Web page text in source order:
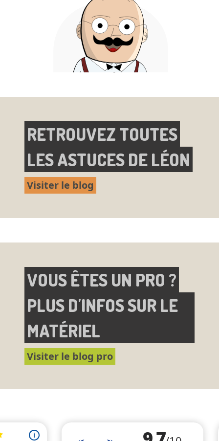
RETROUVEZ TOUTES
LES ASTUCES DE LÉON
Visiter le blog
VOUS ÊTES UN PRO ?
PLUS D'INFOS SUR LE
MATÉRIEL
Visiter le blog pro